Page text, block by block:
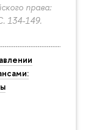
права:
134-149.